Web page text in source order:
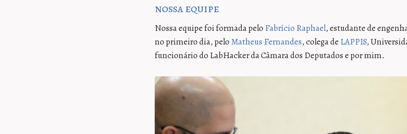
nossa equipe
Nossa equipe foi formada pelo Fabrício Raphael, estudante de
no primeiro dia, pelo Matheus Fernandes, colega de LAPPIS,
funcionário do LabHacker da Câmara dos Deputados e por mim.